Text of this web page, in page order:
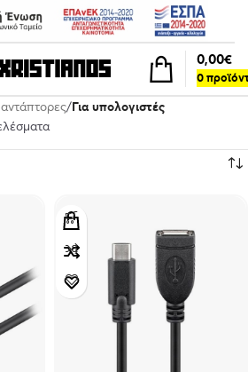
0
0,00€
Για υπολογιστές